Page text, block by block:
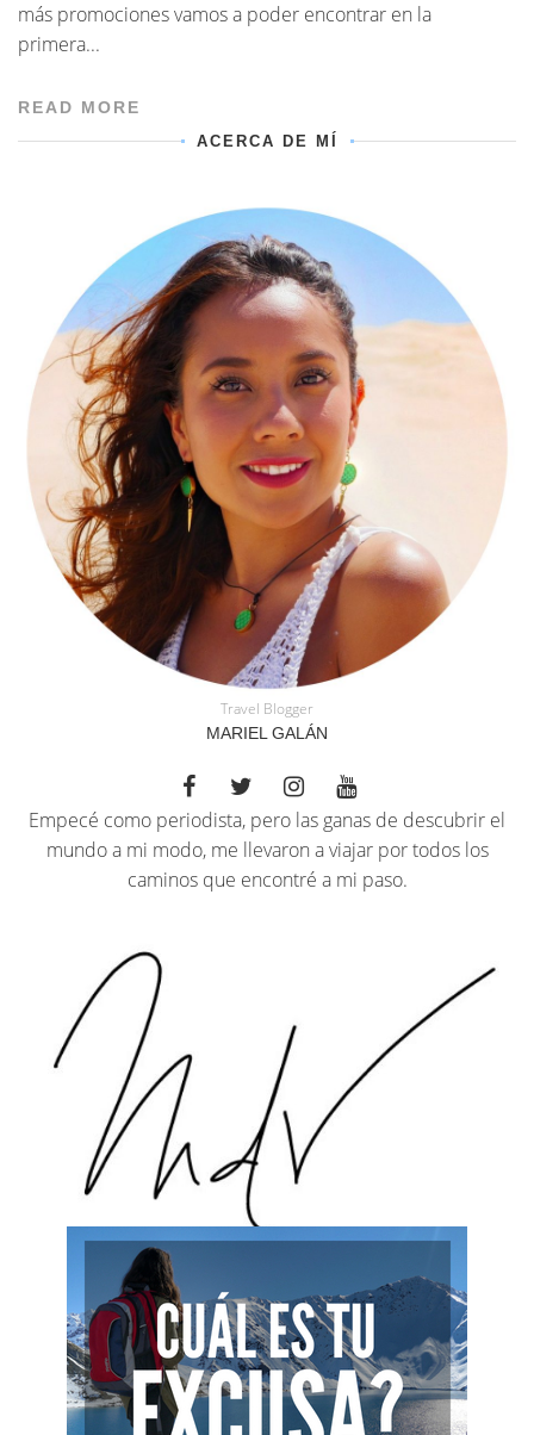
más promociones vamos a poder encontrar en la
primera...
READ MORE
ACERCA DE MÍ
Travel Blogger
MARIEL GALÁN
Empecé como periodista, pero las ganas de descubrir el
mundo a mi modo, me llevaron a viajar por todos los
caminos que encontré a mi paso.